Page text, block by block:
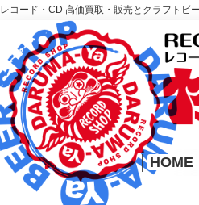
レコード・CD 高価買取・販売とクラフトビ
レコード高価買取はこちら
HOME
│ HOME